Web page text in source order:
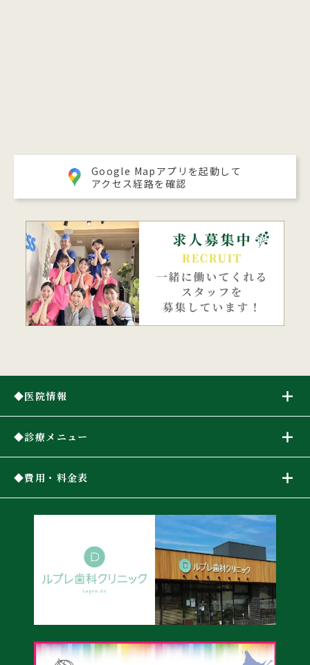
Google Mapアプリを起動して
アクセス経路を確認
医院情報
診療メニュー
費用・料金表